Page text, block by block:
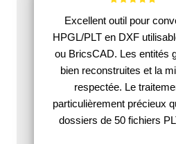
Excellent outil pour
HPGL/PLT en DXF
ou BricsCAD. Les entités
bien reconstruites et la
respectée. Le
particulièrement précieux
dossiers de 50 fichiers